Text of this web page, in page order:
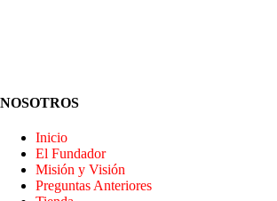
NOSOTROS
Inicio
El Fundador
Misión y Visión
Preguntas Anteriores